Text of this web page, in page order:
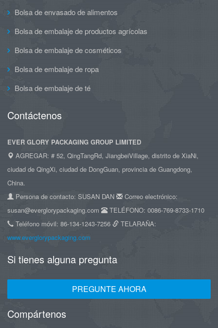
Bolsa de envasado de alimentos
Bolsa de embalaje de productos agrícolas
Bolsa de embalaje de cosméticos
Bolsa de embalaje de ropa
Bolsa de embalaje de té
Contáctenos
EVER GLORY PACKAGING GROUP LIMITED
AGREGAR: # 52, QingTangRd, JiangbeiVillage, distrito de XiaNi,
ciudad de QingXi, ciudad de DongGuan, provincia de Guangdong,
China.
Persona de contacto: SUSAN DAN
Correo electrónico:
susan@everglorypackaging.com
TELÉFONO: 0086-769-8733-1710
Teléfono móvil: 86-134-1243-7256
TELARAÑA:
www.everglorypackaging.com
Si tienes alguna pregunta
PREGUNTE AHORA
Compártenos